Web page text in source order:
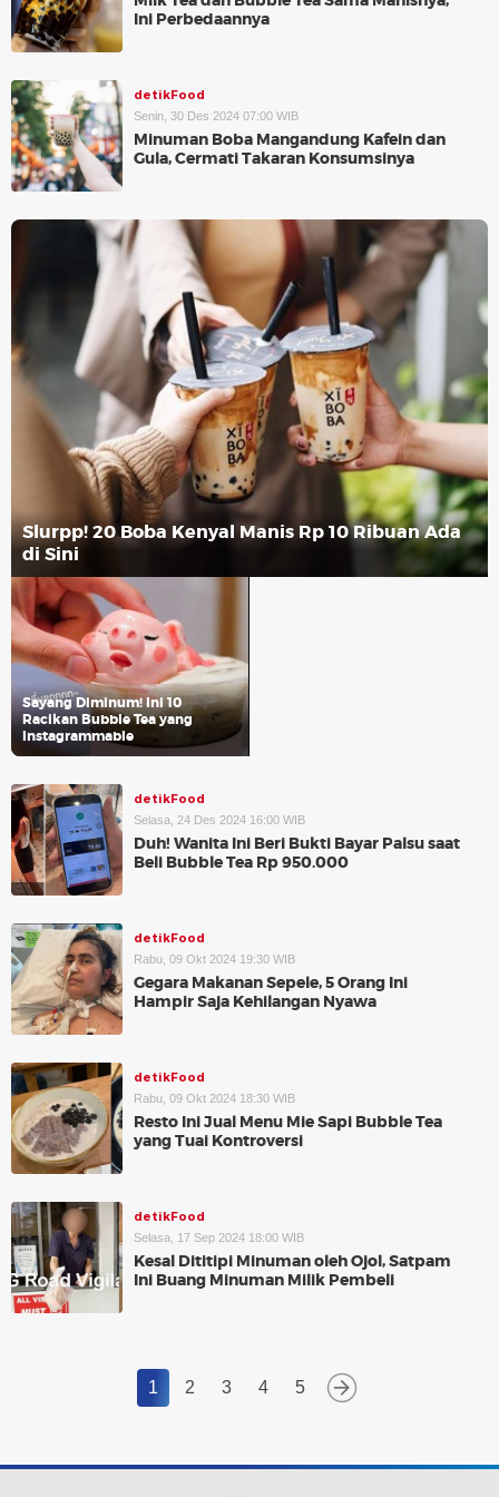
Ini Perbedaannya
detikFood
Senin, 30 Des 2024 07:00 WIB
Minuman Boba Mangandung Kafein dan
Gula, Cermati Takaran Konsumsinya
Slurpp! 20 Boba Kenyal Manis Rp 10 Ribuan Ada
di Sini
Sayang Diminum! Ini 10
Racikan Bubble Tea yang
Instagrammable
detikFood
Selasa, 24 Des 2024 16:00 WIB
Duh! Wanita Ini Beri Bukti Bayar Palsu saat
Beli Bubble Tea Rp 950.000
detikFood
Rabu, 09 Okt 2024 19:30 WIB
Gegara Makanan Sepele, 5 Orang Ini
Hampir Saja Kehilangan Nyawa
detikFood
Rabu, 09 Okt 2024 18:30 WIB
Resto Ini Jual Menu Mie Sapi Bubble Tea
yang Tuai Kontroversi
detikFood
Selasa, 17 Sep 2024 18:00 WIB
Kesal Dititipi Minuman oleh Ojol, Satpam
Ini Buang Minuman Milik Pembeli
1 2 3 4 5